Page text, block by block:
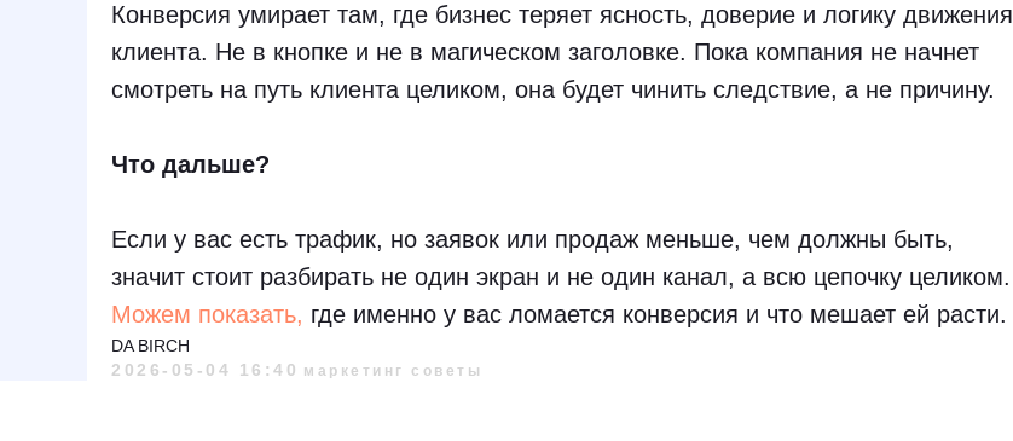
Конверсия умирает там, где бизнес теряет ясность, доверие и логику движения
клиента. Не в кнопке и не в магическом заголовке. Пока компания не начнет
смотреть на путь клиента целиком, она будет чинить следствие, а не причину.
Что дальше?
Если у вас есть трафик, но заявок или продаж меньше, чем должны быть,
значит стоит разбирать не один экран и не один канал, а всю цепочку целиком.
Можем показать, где именно у вас ломается конверсия и что мешает ей расти.
DA BIRCH
2026-05-04 16:40 маркетинг советы